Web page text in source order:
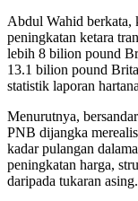
Abdul Wahid berkata,
peningkatan ketara
lebih 8 bilion pound
13.1 bilion pound
statistik laporan
Menurutnya,
PNB dijangka
kadar pulangan
peningkatan harga,
daripada tukaran asing.